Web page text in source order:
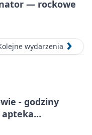
— rockowe
wydarzenia
- godziny